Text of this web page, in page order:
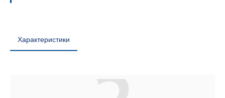
Характеристики